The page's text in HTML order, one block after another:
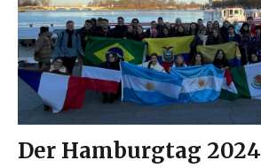
Der Hamburgtag 2024